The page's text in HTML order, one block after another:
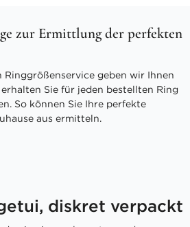
zur Ermittlung der perfekten
Ringgrößenservice geben wir Ihnen
Sie für jeden bestellten Ring
So können Sie Ihre perfekte
aus ermitteln.
diskret verpackt